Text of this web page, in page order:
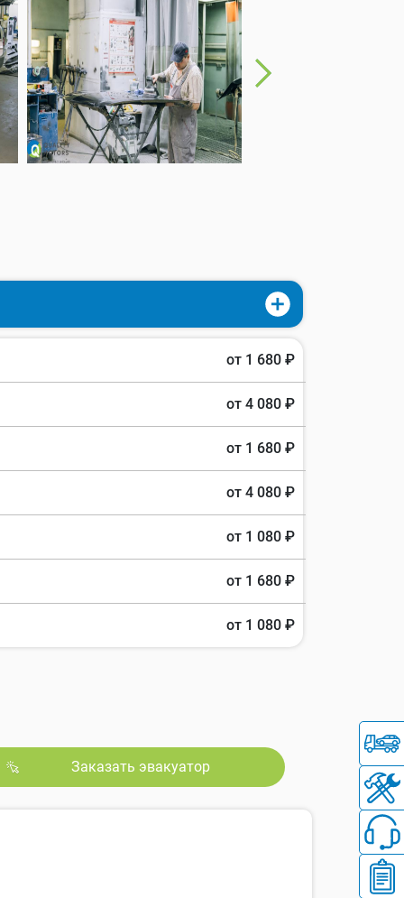
от 1 680 ₽
от 4 080 ₽
от 1 680 ₽
от 4 080 ₽
от 1 080 ₽
от 1 680 ₽
от 1 080 ₽
Заказать эвакуатор